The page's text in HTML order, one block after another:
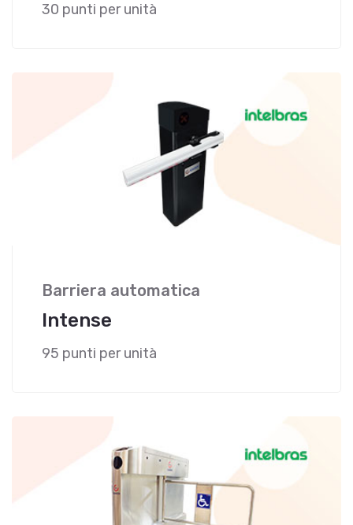
30 punti per unità
Barriera automatica
Intense
95 punti per unità